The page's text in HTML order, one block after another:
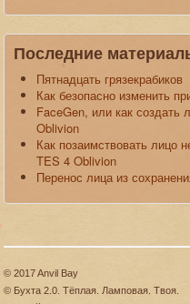
Последние
Пятнадцать грязекрабиков
Как безопасно изменить
FaceGen, или как создать
Oblivion
Как позаимствовать лицо
TES 4 Oblivion
Перенос лица из
© 2017 Anvil Bay
© Бухта 2.0. Тёплая. Ламповая. Твоя.